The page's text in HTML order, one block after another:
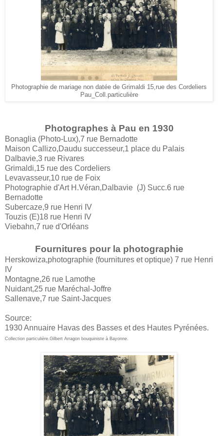
Photographie de mariage non datée de Grimaldi 15,rue des Cordeliers
Pau_Coll.particulière
Photographes à Pau en 1930
Bonaglia (Photo-Lux),7 rue Bernadotte
Maison Callizo,Daudu successeur,1 place du Palais
Dalbavie,3 rue Rivares
Grimaldi,15 rue des Cordeliers
Levavasseur,10 rue de Foix
Photographie d'Art H.Véran,Dalbavie (J) Succ.6 rue
Bernadotte
Subercaze,9 rue Henri IV
Touzis (E)18 rue Henri IV
Viebahn,7 rue d'Orléans
Fournitures pour la photographie
Herskowiza,photographie (fournitures et optique) 7 rue Henri
IV
Montagne,26 rue Lamothe
Nuidant,25 rue Maréchal-Joffre
Sallenave,7 rue Saint-Jacques
Source:
1930 Annuaire Havas des Basses et des Hautes Pyrénées.
Collection particulière.Gilbert Arragon bouquiniste à Bayonne.